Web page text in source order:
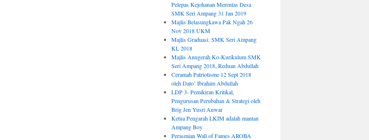
Pelepas Kejohanan Merentas Desa
SMK Seri Ampang 31 Jan 2019
Majlis Belasungkawa Pak Ngah 26
Nov 2018 UKM
Majlis Graduasi. SMK Seri Ampang
KL 2018
Majlis Anugerah Ko-Kurikulum SMK
Seri Ampang 2018, Reduan Abdullah
Ceramah Patriotisme 12 Sept 2018
oleh Dato’ Ibrahim Abdullah
LDP 3- Pemikiran Kritikal,
Pengurusan Perubahan & Strategi oleh
Brig Jen Yusri Anwar
Ketua Pengarah LKIM adalah mantan
Ampang Boy
Perasmian Wall of Fames AROBA